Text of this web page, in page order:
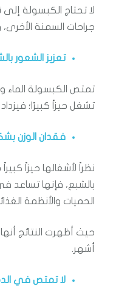
لا تحتاج الكبسولة
جراحات السمنة
تعزيز الشعور
تمتص الكبسولة الماء
تشغل حيزاً كبيرًا؛
فقدان الوزن
نظراً لأشغالها حيزاً
بالشبع، فإنها تساعد
الحميات والأنظمة
أشهر.
لا تمتص في